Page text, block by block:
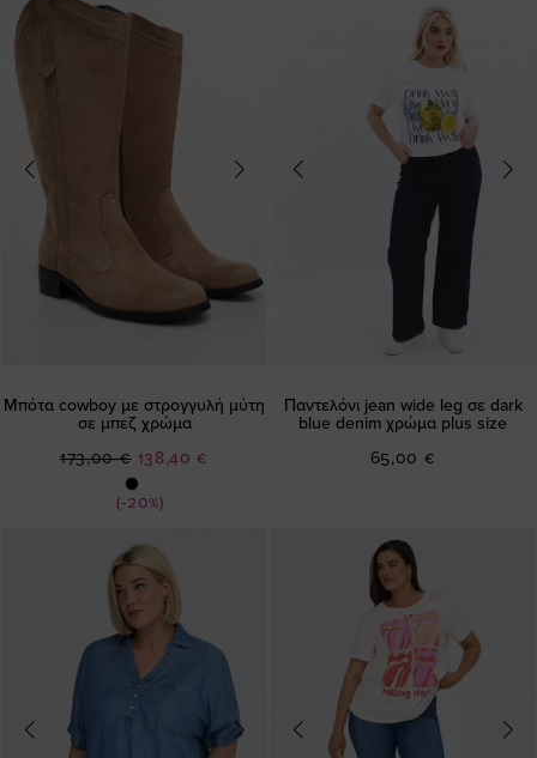
Μπότα cowboy με στρογγυλή μύτη
σε μπεζ χρώμα
(-20%)
Ειδική
Τιμή
138,40 €
173,00 €
Παντελόνι jean wide leg σε dark
blue denim χρώμα plus size
65,00 €